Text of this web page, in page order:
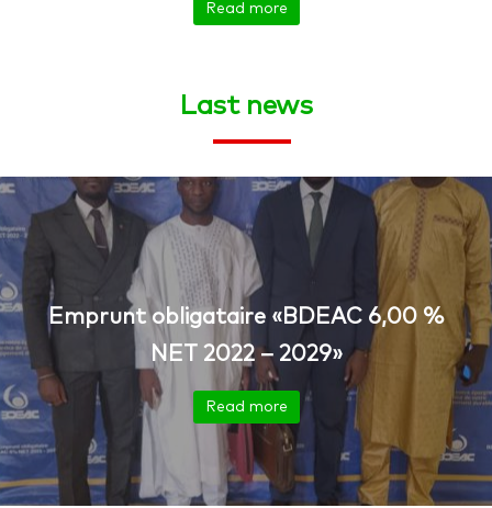
Read more
Last news
Emprunt obligataire «BDEAC 6,00 %
NET 2022 – 2029»
Read more